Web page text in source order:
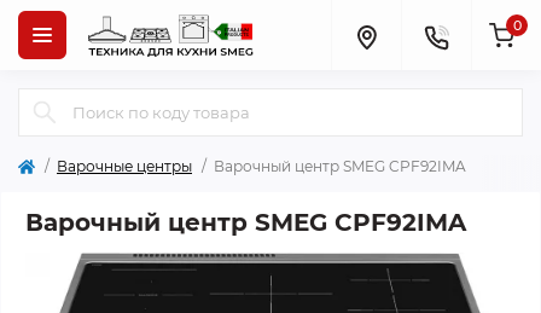
0
Варочные центры Варочный центр SMEG CPF92IMA
Варочный центр SMEG CPF92IMA